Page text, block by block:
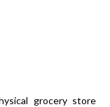
grocery store